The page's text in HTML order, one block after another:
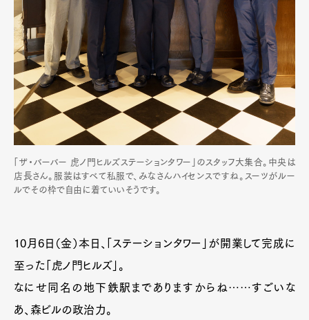
「ザ・バーバー 虎ノ門ヒルズステーションタワー」のスタッフ大集合。中央は
店長さん。服装はすべて私服で、みなさんハイセンスですね。スーツがルー
ルでその枠で自由に着ていいそうです。
10月6日（金）本日、「ステーションタワー」が開業して完成に
至った「虎ノ門ヒルズ」。
なにせ同名の地下鉄駅までありますからね……すごいな
あ、森ビルの政治力。